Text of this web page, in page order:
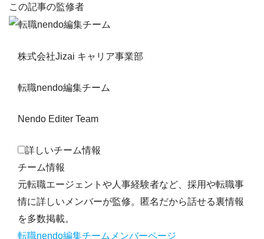
この記事の監修者
株式会社Jizai キャリア事業部
転職nendo編集チーム
Nendo Editer Team
詳しいチーム情報
チーム情報
元転職エージェントや人事経験者など、採用や転職事
情に詳しいメンバーが監修。匿名だから話せる裏情報
を多数掲載。
転職nendo編集チームメンバーページ